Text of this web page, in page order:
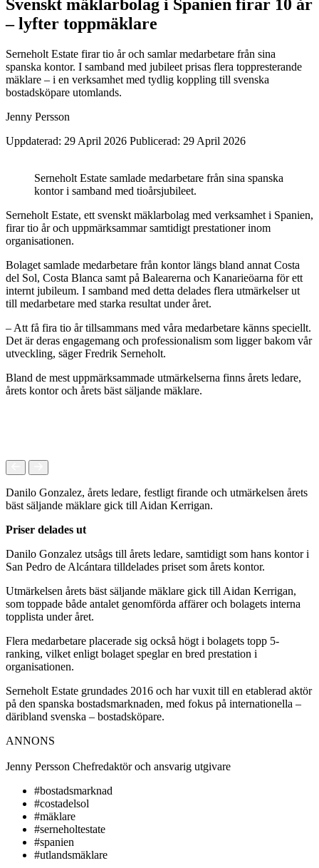
Svenskt mäklarbolag i Spanien firar 10 år
– lyfter toppmäklare
Serneholt Estate firar tio år och samlar medarbetare från sina
spanska kontor. I samband med jubileet prisas flera toppresterande
mäklare – i en verksamhet med tydlig koppling till svenska
bostadsköpare utomlands.
Jenny Persson
Uppdaterad: 29 April 2026 Publicerad: 29 April 2026
Serneholt Estate samlade medarbetare från sina spanska
kontor i samband med tioårsjubileet.
Serneholt Estate, ett svenskt mäklarbolag med verksamhet i Spanien,
firar tio år och uppmärksammar samtidigt prestationer inom
organisationen.
Bolaget samlade medarbetare från kontor längs bland annat Costa
del Sol, Costa Blanca samt på Balearerna och Kanarieöarna för ett
internt jubileum. I samband med detta delades flera utmärkelser ut
till medarbetare med starka resultat under året.
– Att få fira tio år tillsammans med våra medarbetare känns speciellt.
Det är deras engagemang och professionalism som ligger bakom vår
utveckling, sägerFredrik Serneholt.
Bland de mest uppmärksammade utmärkelserna finns årets ledare,
årets kontor och årets bäst säljande mäklare.
Danilo Gonzalez, årets ledare, festligt firande och utmärkelsen årets
bäst säljande mäklare gick till Aidan Kerrigan.
Priser delades ut
Danilo Gonzalez utsågs till årets ledare, samtidigt som hans kontor i
San Pedro de Alcántara tilldelades priset som årets kontor.
Utmärkelsen årets bäst säljande mäklare gick till Aidan Kerrigan,
som toppade både antalet genomförda affärer och bolagets interna
topplista under året.
Flera medarbetare placerade sig också högt i bolagets topp 5-
ranking, vilket enligt bolaget speglar en bred prestation i
organisationen.
Serneholt Estate grundades 2016 och har vuxit till en etablerad aktör
på den spanska bostadsmarknaden, med fokus på internationella –
däribland svenska – bostadsköpare.
ANNONS
Jenny Persson Chefredaktör och ansvarig utgivare
#bostadsmarknad
#costadelsol
#mäklare
#serneholtestate
#spanien
#utlandsmäklare